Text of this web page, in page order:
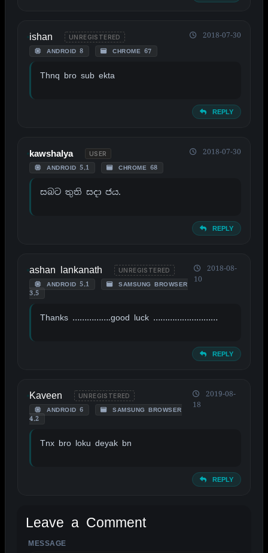
ishan UNREGISTERED
ANDROID 8 CHROME 67
2018-07-30
Thnq bro sub ekta
REPLY
kawshalya USER
ANDROID 5.1 CHROME 68
2018-07-30
සබට තුති සදා ජය.
REPLY
ashan lankanath UNREGISTERED
ANDROID 5.1
SAMSUNG BROWSER
3.5
2018-08-
10
Thanks …………….good luck ………………………
REPLY
Kaveen UNREGISTERED
ANDROID 6
SAMSUNG BROWSER
4.2
2019-08-
18
Tnx bro loku deyak bn
REPLY
Leave a Comment
MESSAGE
ALTERNATIVE: